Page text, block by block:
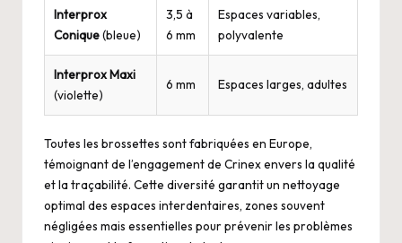
Interprox
Conique(bleue)
3,5 à
6 mm
Espaces variables,
polyvalente
Interprox Maxi
(violette)
6 mm Espaces larges, adultes
Toutes les brossettes sont fabriquées en Europe,
témoignant de l’engagement de Crinex envers la qualité
et la traçabilité. Cette diversité garantit un nettoyage
optimal des espaces interdentaires, zones souvent
négligées mais essentielles pour prévenir les problèmes